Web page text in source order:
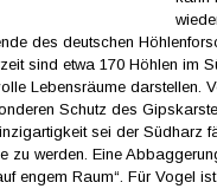
des deutschen
sind etwa 170 Höhlen im
Lebensräume darstellen.
Schutz des
sei der Südharz
zu werden. Eine
engem Raum“. Für Vogel